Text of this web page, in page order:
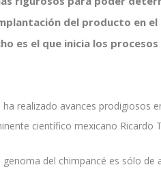
del producto en
es el que inicia los
realizado avances prodigiosos
científico mexicano Ricardo
del chimpancé es sólo